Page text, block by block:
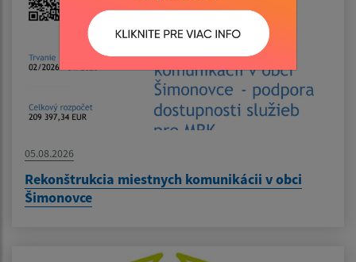
05.08.2026
Rekonštrukcia miestnych komunikácii v obci
Šimonovce